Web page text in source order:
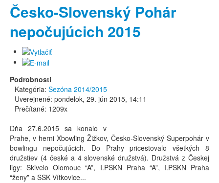
Česko-Slovenský Pohár
nepočujúcich 2015
Podrobnosti
Kategória: Sezóna 2014/2015
Uverejnené: pondelok, 29. jún 2015, 14:11
Prečítané: 1209x
Dňa 27.6.2015 sa konalo v
Prahe, v herni Xbowling Žižkov, Česko-Slovenský Superpohár v
bowlingu nepočujúcich. Do Prahy pricestovalo všetkých 8
družstiev (4 české a 4 slovenské družstvá). Družstvá z Českej
ligy: Skivelo Olomouc “A”, I.PSKN Praha “A”, I.PSKN Praha
“ženy” a SSK Vítkovice...